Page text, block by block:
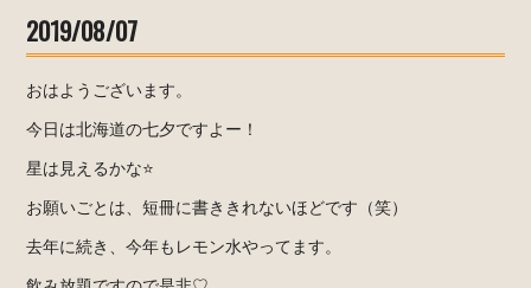
2019/08/07
おはようございます。
今日は北海道の七夕ですよー！
星は見えるかな⭐️
お願いごとは、短冊に書ききれないほどです（笑）
去年に続き、今年もレモン水やってます。